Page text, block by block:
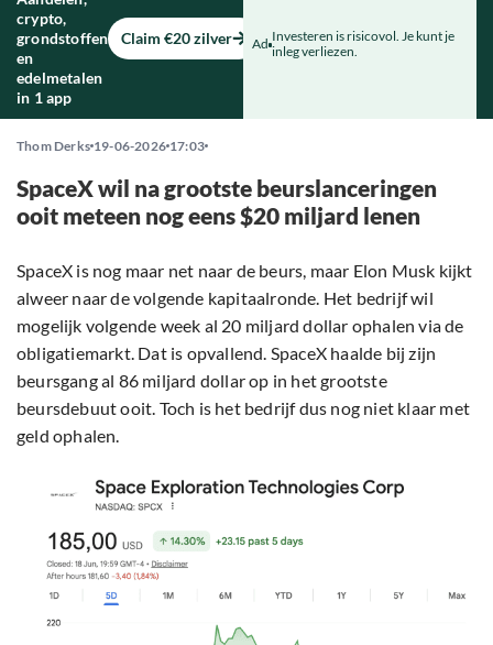
crypto,
grondstoffen
en
edelmetalen
in 1 app
Claim €20 zilver Ad Investeren is risicovol. Je kunt je
inleg verliezen.
Thom Derks 19-06-2026 17:03
SpaceX wil na grootste beurslanceringen
ooit meteen nog eens $20 miljard lenen
SpaceX is nog maar net naar de beurs, maar Elon Musk kijkt
alweer naar de volgende kapitaalronde. Het bedrijf wil
mogelijk volgende week al 20 miljard dollar ophalen via de
obligatiemarkt. Dat is opvallend. SpaceX haalde bij zijn
beursgang al 86 miljard dollar op in het grootste
beursdebuut ooit. Toch is het bedrijf dus nog niet klaar met
geld ophalen.